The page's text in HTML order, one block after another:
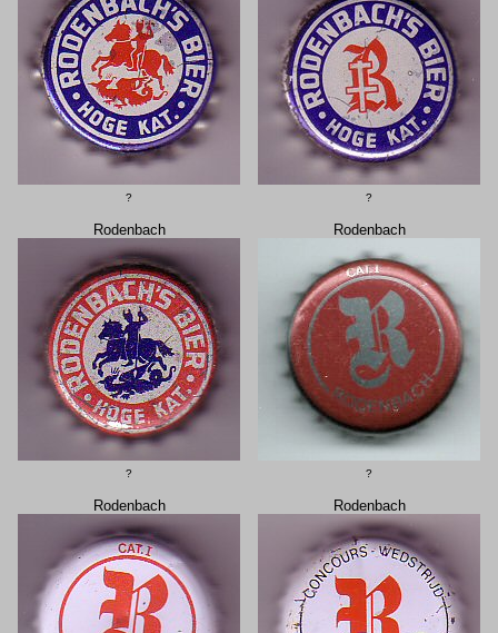
? ?
Rodenbach
?
Rodenbach
?
Rodenbach Rodenbach